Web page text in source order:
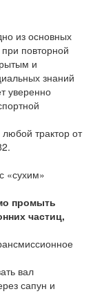
из основных
повторной
и
знаний
уверенно
трактор от
«сухим»
промыть
частиц,
вал
сапун и